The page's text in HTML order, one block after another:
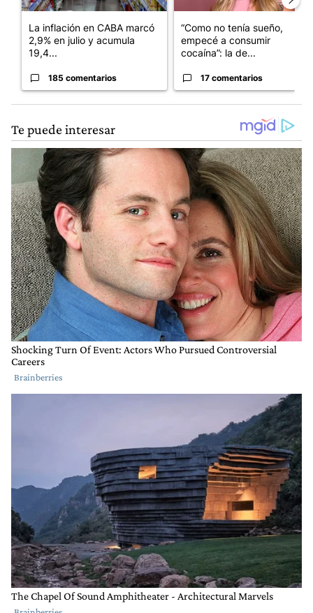
La inflación en CABA marcó
2,9% en julio y acumula
19,4...
185 comentarios
“Como no tenía sueño,
empecé a consumir
cocaína”: la de...
17 comentarios